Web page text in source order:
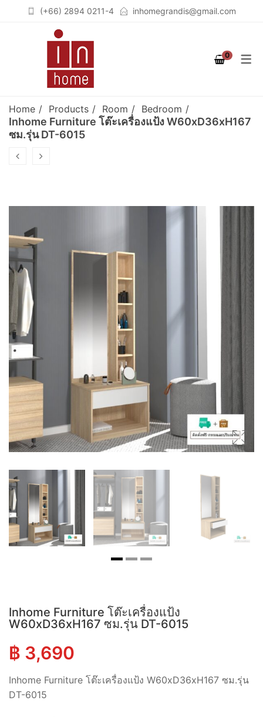
COLLECTION
STUTTGART
BERLIN
BREMEN
ROOM
เฟอร์นิเจอร์สำหรับห้องนอน
เฟอร์นิเจอร์สำหรับห้องนั่งเล่น
(LIVING ROOM)
PRODUCT
เตียงนอน (BEDS)
IN CLOSET)
ชั้นวางจอคอมพิวเตอร์
ตู้เก็บของอเนกประสงค์
(SIDEBOARDS)
โต๊ะกลาง (COFFEE TABLES)
ตู้ลิ้นชัก (DRAWER CHESTS)
โต๊ะเครื่องแป้ง (DRESSING
TABLES)
ชั้นวางของ (SHELVES)
ชั้นวางรองเท้า (SHOES
CABINETS)
ตู้ข้างเตียง (SIDE TABLES)
โต๊ะทำงาน (DESKS)
(+66) 2894 0211-4 inhomegrandis@gmail.com
0
Home Products Room Bedroom
Inhome Furniture โต๊ะเครื่องแป้ง W60xD36xH167
ซม.รุ่น DT-6015
Inhome Furniture โต๊ะเครื่องแป้ง
W60xD36xH167 ซม.รุ่น DT-6015
฿ 3,690
Inhome Furniture โต๊ะเครื่องแป้ง W60xD36xH167 ซม.รุ่น
DT-6015